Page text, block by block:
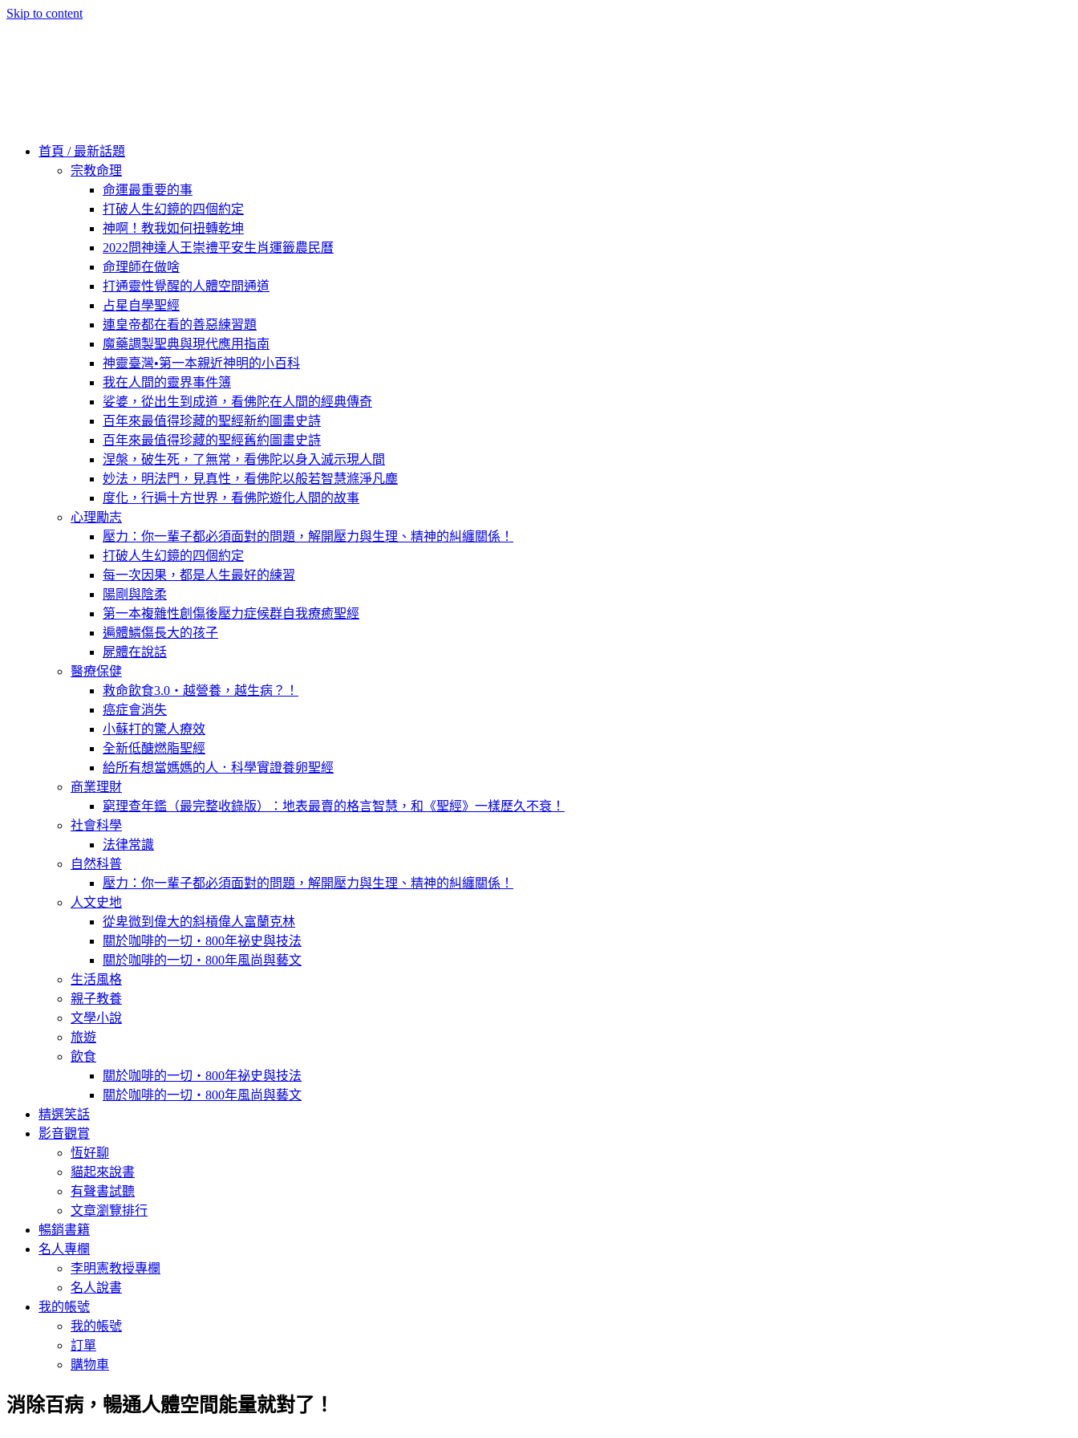
Skip to content
首頁 / 最新話題
宗教命理
命運最重要的事
打破人生幻鏡的四個約定
神啊！教我如何扭轉乾坤
2022問神達人王崇禮平安生肖運籤農民曆
命理師在做啥
打通靈性覺醒的人體空間通道
占星自學聖經
連皇帝都在看的善惡練習題
魔藥調製聖典與現代應用指南
神靈臺灣•第一本親近神明的小百科
我在人間的靈界事件簿
娑婆，從出生到成道，看佛陀在人間的經典傳奇
百年來最值得珍藏的聖經新約圖畫史詩
百年來最值得珍藏的聖經舊約圖畫史詩
涅槃，破生死，了無常，看佛陀以身入滅示現人間
妙法，明法門，見真性，看佛陀以般若智慧滌淨凡塵
度化，行遍十方世界，看佛陀遊化人間的故事
心理勵志
壓力：你一輩子都必須面對的問題，解開壓力與生理、精神的糾纏關係！
打破人生幻鏡的四個約定
每一次因果，都是人生最好的練習
陽剛與陰柔
第一本複雜性創傷後壓力症候群自我療癒聖經
遍體鱗傷長大的孩子
屍體在說話
醫療保健
救命飲食3.0‧越營養，越生病？！
癌症會消失
小蘇打的驚人療效
全新低醣燃脂聖經
給所有想當媽媽的人．科學實證養卵聖經
商業理財
窮理查年鑑（最完整收錄版）：地表最賣的格言智慧，和《聖經》一樣歷久不衰！
社會科學
法律常識
自然科普
壓力：你一輩子都必須面對的問題，解開壓力與生理、精神的糾纏關係！
人文史地
從卑微到偉大的斜槓偉人富蘭克林
關於咖啡的一切‧800年祕史與技法
關於咖啡的一切‧800年風尚與藝文
生活風格
親子教養
文學小說
旅遊
飲食
關於咖啡的一切‧800年祕史與技法
關於咖啡的一切‧800年風尚與藝文
精選笑話
影音觀賞
恆好聊
貓起來說書
有聲書試聽
文章瀏覽排行
暢銷書籍
名人專欄
李明憲教授專欄
名人說書
我的帳號
我的帳號
訂單
購物車
消除百病，暢通人體空間能量就對了！